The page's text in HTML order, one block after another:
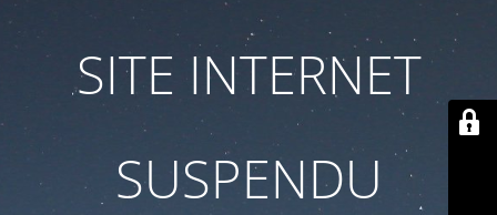
SITE INTERNET
SUSPENDU